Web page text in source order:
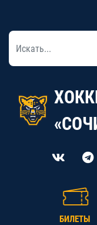
БИЛЕТЫ